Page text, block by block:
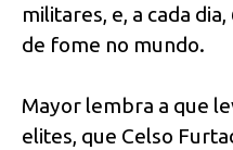
militares, e, a cada
de fome no mundo.
Mayor lembra a que
elites, que Celso